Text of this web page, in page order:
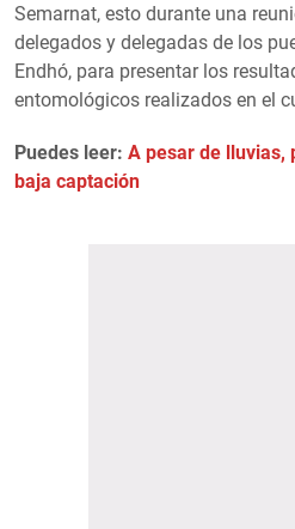
Semarnat, esto durante una
delegados y delegadas de los
Endhó, para presentar los
entomológicos realizados en el
Puedes leer: A pesar de lluvias,
baja captación